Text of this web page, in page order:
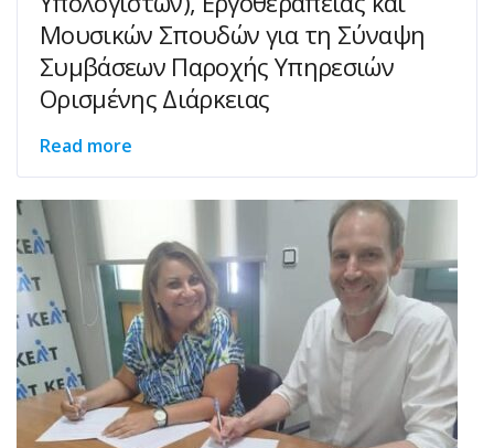
Μουσικών Σπουδών για τη Σύναψη
Συμβάσεων Παροχής Υπηρεσιών
Ορισμένης Διάρκειας
Read more